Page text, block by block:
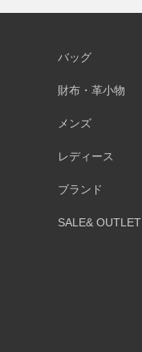
バッグ
財布・革小物
メンズ
レディース
ブランド
SALE& OUTLET